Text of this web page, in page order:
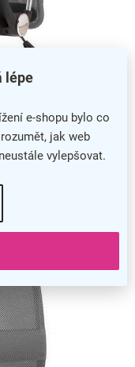
lépe
e-shopu bylo co
jak web
vylepšovat.
mechanismus židle